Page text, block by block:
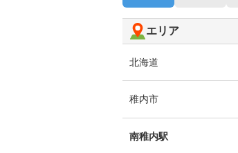
エリア
北海道
稚内市
南稚内駅